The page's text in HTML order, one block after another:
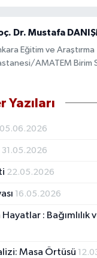
Dr. Mustafa
Eğitim ve Araştırma
AMATEM Birim
Yazıları
05.06.2026
31.05.2026
22.05.2026
16.05.2026
Hayatlar : Bağımlılık
Masa Örtüsü